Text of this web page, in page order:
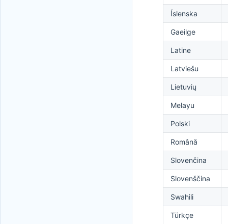
Íslenska
Gaeilge
Latine
Latviešu
Lietuvių
Melayu
Polski
Română
Slovenčina
Slovenščina
Swahili
Türkçe